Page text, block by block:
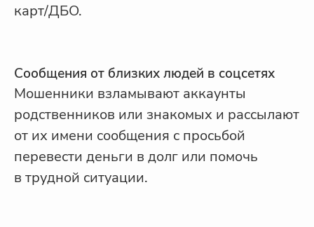
карт/ДБО.
Сообщения от близких людей в соцсетях
Мошенники взламывают аккаунты
родственников или знакомых и рассылают
от их имени сообщения с просьбой
перевести деньги в долг или помочь
в трудной ситуации.